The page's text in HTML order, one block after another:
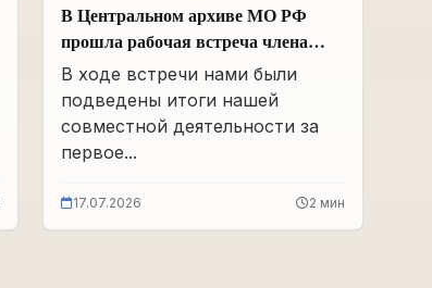
В Центральном архиве МО РФ
прошла рабочая встреча члена
Общественной палаты РФ и ЧР –
Руководителя Регионального
отделения «Поисковое движение
России» в ЧР Иса Сардалов с
Дмитриевичем Панковым
В ходе встречи нами были
подведены итоги нашей
совместной деятельности за
первое...
17.07.2026 2 мин